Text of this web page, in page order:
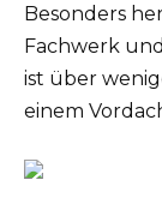
Besonders
Fachwerk
ist über
einem